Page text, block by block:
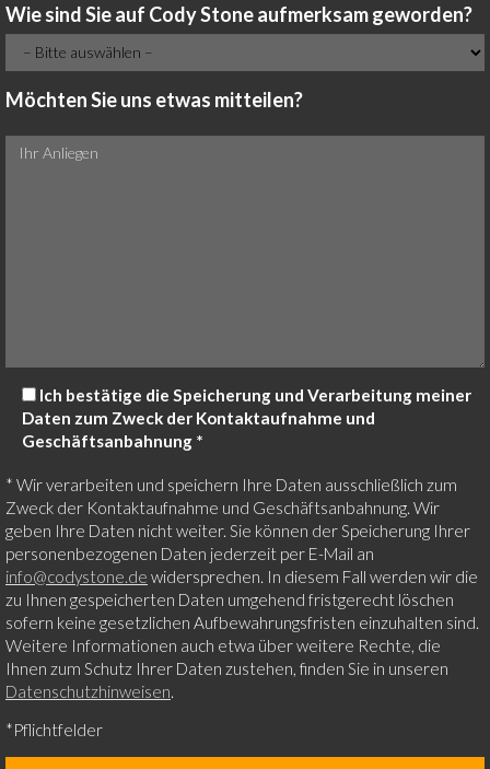
Wie sind Sie auf Cody Stone aufmerksam geworden?
Möchten Sie uns etwas mitteilen?
Ich bestätige die Speicherung und Verarbeitung meiner
Daten zum Zweck der Kontaktaufnahme und
Geschäftsanbahnung *
* Wir verarbeiten und speichern Ihre Daten ausschließlich zum
Zweck der Kontaktaufnahme und Geschäftsanbahnung. Wir
geben Ihre Daten nicht weiter. Sie können der Speicherung Ihrer
personenbezogenen Daten jederzeit per E-Mail an
info@codystone.de widersprechen. In diesem Fall werden wir die
zu Ihnen gespeicherten Daten umgehend fristgerecht löschen
sofern keine gesetzlichen Aufbewahrungsfristen einzuhalten sind.
Weitere Informationen auch etwa über weitere Rechte, die
Ihnen zum Schutz Ihrer Daten zustehen, finden Sie in unseren
Datenschutzhinweisen.
*Pflichtfelder